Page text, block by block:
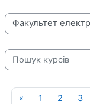
Категорії курсів
Пошук курсів
«Попередня
1 Сторінка 1
2 3